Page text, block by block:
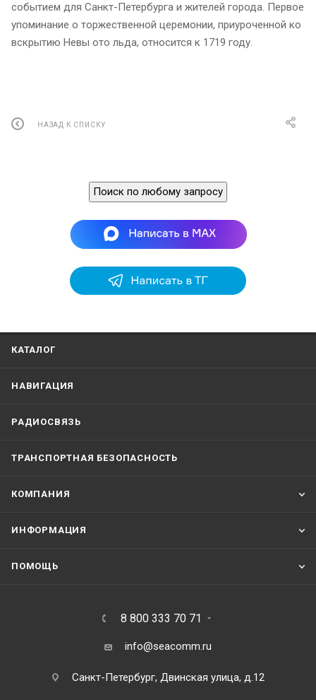
событием для Санкт-Петербурга и жителей города. Первое
упоминание о торжественной церемонии, приуроченной ко
вскрытию Невы ото льда, относится к 1719 году.
НАЗАД К СПИСКУ
Поиск по любому запросу
КАТАЛОГ
НАВИГАЦИЯ
РАДИОСВЯЗЬ
ТРАНСПОРТНАЯ БЕЗОПАСНОСТЬ
КОМПАНИЯ
ИНФОРМАЦИЯ
ПОМОЩЬ
8 800 333 70 71
info@seacomm.ru
Санкт-Петербург, Двинская улица, д.12